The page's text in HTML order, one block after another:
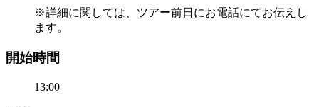
※詳細に関しては、ツアー前日にお電話にてお伝えし
ます。
開始時間
13:00